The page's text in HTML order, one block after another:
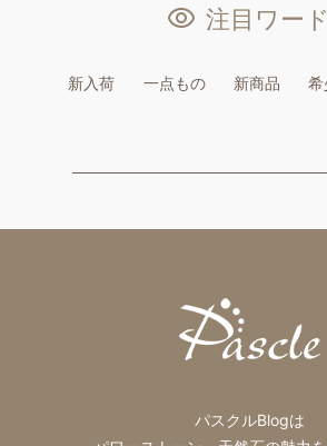
注目ワード
新入荷 一点もの 新商品 希
パスクルBlogは